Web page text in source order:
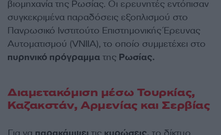
βιομηχανία της Ρωσίας. Οι ερευνητές εντόπισαν
συγκεκριμένα παραδόσεις εξοπλισμού στο
Πανρωσικό Ινστιτούτο Επιστημονικής Έρευνας
Αυτοματισμού (VNIIA), το οποίο συμμετέχει στο
πυρηνικό πρόγραμμα της Ρωσίας.
Διαμετακόμιση μέσω Τουρκίας,
Καζακστάν, Αρμενίας και Σερβίας